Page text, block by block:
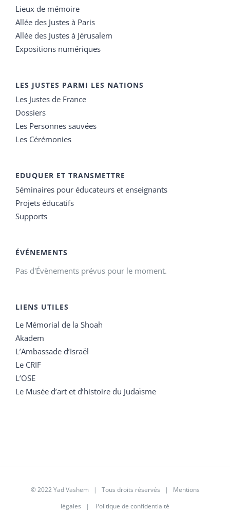
Lieux de mémoire
Allée des Justes à Paris
Allée des Justes à Jérusalem
Expositions numériques
LES JUSTES PARMI LES NATIONS
Les Justes de France
Dossiers
Les Personnes sauvées
Les Cérémonies
EDUQUER ET TRANSMETTRE
Séminaires pour éducateurs et enseignants
Projets éducatifs
Supports
ÉVÉNEMENTS
Pas d'Évènements prévus pour le moment.
LIENS UTILES
Le Mémorial de la Shoah
Akadem
L’Ambassade d’Israël
Le CRIF
L’OSE
Le Musée d’art et d’histoire du Judaïsme
© 2022 Yad Vashem | Tous droits réservés | Mentions
légales | Politique de confidentialté